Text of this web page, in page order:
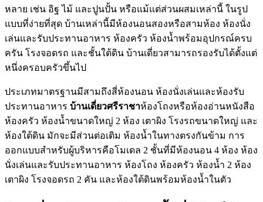
หลาย เช่น อิฐ ไม้ และปูนปั้น หรือแม้แต่ส่วนผสมเหล่านี้ ในรูป
แบบที่ง่ายที่สุด บ้านเหล่านี้มีห้องนอนสองหรือสามห้อง ห้องนั่ง
เล่นและรับประทานอาหาร ห้องครัว ห้องน้ำพร้อมอุปกรณ์ครบ
ครัน โรงจอดรถ และชั้นใต้ดิน บ้านเดี่ยวสามารถรองรับได้ตั้งแต่
หนึ่งครอบครัวขึ้นไป
ประเภทมาตรฐานมีสามถึงสี่ห้องนอน ห้องนั่งเล่นและห้องรับ
ประทานอาหาร บ้านเดี่ยวศรีราชาห้องโถงหรือห้องอ่านหนังสือ
ห้องครัว ห้องน้ำขนาดใหญ่ 2 ห้อง เตาผิง โรงรถขนาดใหญ่ และ
ห้องใต้ดิน มักจะมีส่วนต่อเติม ห้องน้ำในทางตรงกันข้าม การ
ออกแบบสำหรับผู้บริหารคือโมเดล 2 ชั้นที่มีห้องนอน 4 ห้อง ห้อง
นั่งเล่นและรับประทานอาหาร ห้องโถง ห้องครัว ห้องน้ำ 2 ห้อง
เตาผิง โรงจอดรถ 2 คัน และห้องใต้ดินพร้อมห้องน้ำในตัว